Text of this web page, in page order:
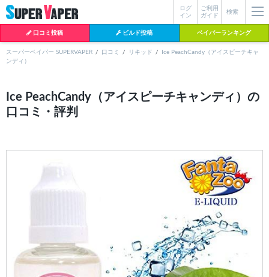
検索
ご利用
ガイド
ログ
イン
口コミ投稿 ビルド投稿 ベイパーランキング
よく検索されているワード
BI-SO（ビソー）
スーパーベイパー SUPERVAPER 口コミ リキッド
Ice PeachCandy（アイスピーチキャ
ンディ）
Ice PeachCandy（アイスピーチキャンディ）の
口コミ・評判
見つからない場合データベースに該当の商品がまだ登録されていない可能
性があります。スーパーベイパー運営にお問い合わせ
いただければ、速や
かに登録対応させていただきます。